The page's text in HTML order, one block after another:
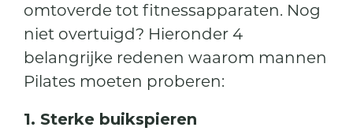
omtoverde tot fitnessapparaten. Nog
niet overtuigd? Hieronder 4
belangrijke redenen waarom mannen
Pilates moeten proberen:
1. Sterke buikspieren